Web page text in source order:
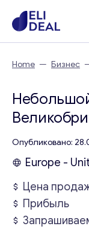
Home — Бизнес
Опубликовано:
Europe -
Цена
Прибыль